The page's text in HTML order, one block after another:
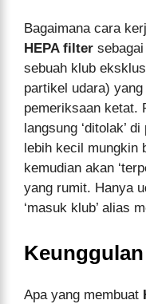
Bagaimana cara
HEPA filter
sebuah klub
partikel udara)
pemeriksaan ketat.
langsung ‘ditolak’
lebih kecil mungkin
kemudian akan
yang rumit. Hanya
‘masuk klub’ alias
Apa yang membuat